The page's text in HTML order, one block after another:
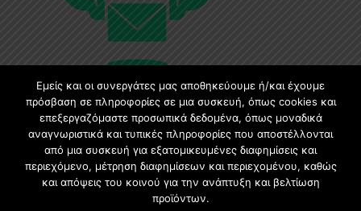
Εγγραφή στο Newsletter
Γίνετε μέλος της μεγαλύτερης διαδικτυακής κοινότητας, ειδικά
για αρχιτέκτονες, σχεδιαστές και λάτρεις της κατασκευής και
Εμείς και οι συνεργάτες μας αποθηκεύουμε ή/και έχουμε
πρόσβαση σε πληροφορίες σε μια συσκευή, όπως cookies και
επεξεργαζόμαστε προσωπικά δεδομένα, όπως μοναδικά
αναγνωριστικά και τυπικές πληροφορίες που αποστέλλονται
από μια συσκευή για εξατομικευμένες διαφημίσεις και
περιεχόμενο, μέτρηση διαφημίσεων και περιεχομένου, καθώς
και απόψεις του κοινού για την ανάπτυξη και βελτίωση
προϊόντων.